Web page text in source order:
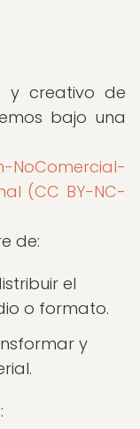
y creativo de
bajo una
NoComercial-
(CC BY-NC-
de:
el
o formato.
y